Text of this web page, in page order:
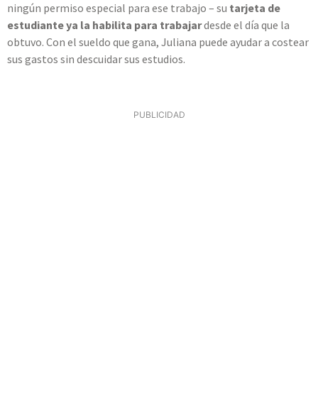
ningún permiso especial para ese trabajo – su tarjeta de
estudiante ya la habilita para trabajardesde el día que la
obtuvo. Con el sueldo que gana, Juliana puede ayudar a costear
sus gastos sin descuidar sus estudios.
PUBLICIDAD